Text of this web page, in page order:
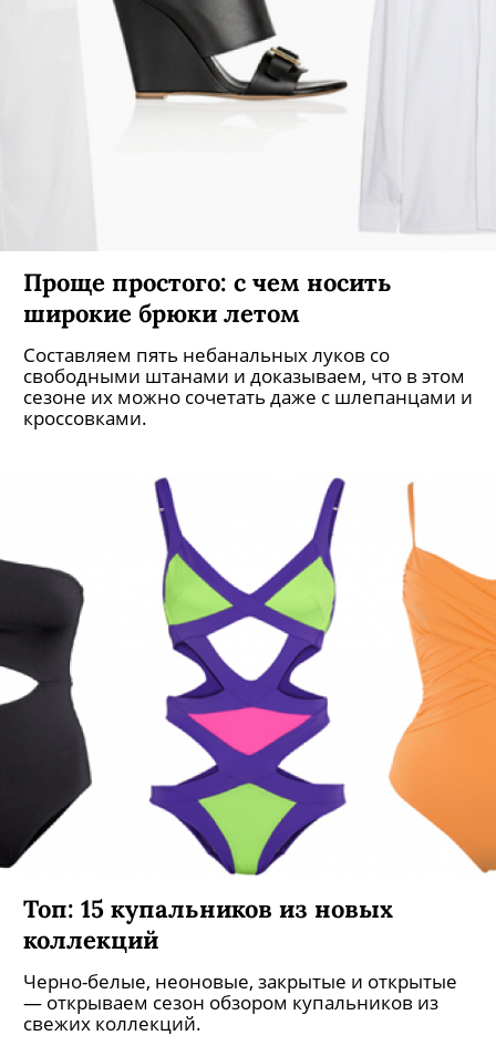
Проще простого: с чем носить
широкие брюки летом
Составляем пять небанальных луков со
свободными штанами и доказываем, что в этом
сезоне их можно сочетать даже с шлепанцами и
кроссовками.
Топ: 15 купальников из новых
коллекций
Черно-белые, неоновые, закрытые и открытые
— открываем сезон обзором купальников из
свежих коллекций.